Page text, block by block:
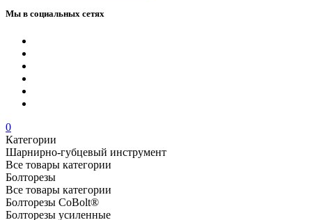
Мы в социальных сетях
0
Категории
Шарнирно-губцевый инструмент
Все товары категории
Болторезы
Все товары категории
Болторезы CoBolt®
Болторезы усиленные